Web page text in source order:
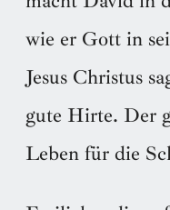
wie er Gott in
Jesus Christus
gute Hirte. Der
Leben für die